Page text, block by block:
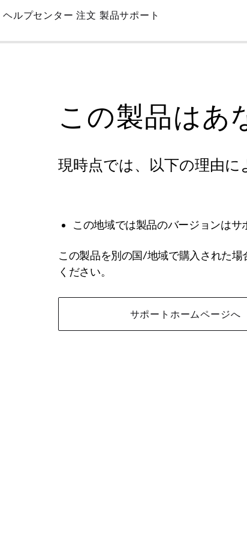
Skip
Main
ヘルプセンター 注文 製品サポート
この製品はあ
現時点では、以下の理由
この地域では製品のバージョンはサ
この製品を別の国/地域で購入された
ください。
サポートホームページへ